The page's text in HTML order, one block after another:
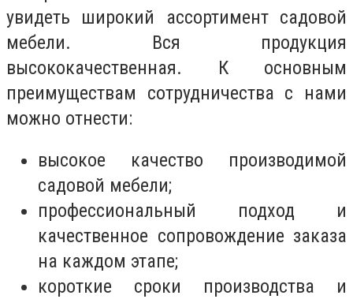
увидеть широкий ассортимент садовой
мебели. Вся продукция
высококачественная. К основным
преимуществам сотрудничества с нами
можно отнести:
высокое качество производимой
садовой мебели;
профессиональный подход и
качественное сопровождение заказа
на каждом этапе;
короткие сроки производства и